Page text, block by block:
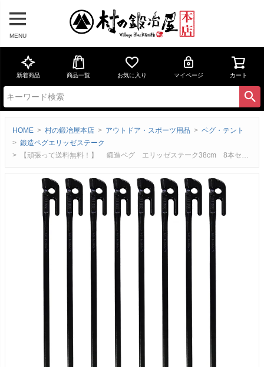
MENU
新着商品 商品一覧 お気に入り マイページ カート
HOME 村の鍛冶屋本店 アウトドア・スポーツ用品
ペグ・テント
鍛造ペグエリッゼステーク
【頑張って送料無料！】 鍛造ペグ エリッゼステーク38cm 8本セット MK-380K×8本 カチオン電着塗装 ブラック 黒 フォージドステークス インナーテントやレジャーシートの固定に便利！ デザインコンペでIDS賞受賞 エリステ